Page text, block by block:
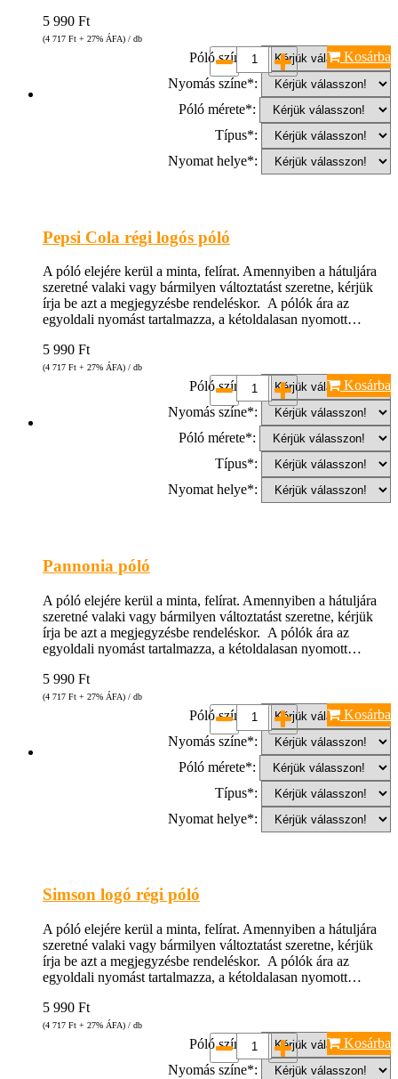
5 990 Ft
(4 717 Ft + 27% ÁFA) / db
Póló színe*:
Nyomás színe*:
Póló mérete*:
Típus*:
Nyomat helye*:
Kosárba
Pepsi Cola régi logós póló
A póló elejére kerül a minta, felírat. Amennyiben a hátuljára
szeretné valaki vagy bármilyen változtatást szeretne, kérjük
írja be azt a megjegyzésbe rendeléskor. A pólók ára az
egyoldali nyomást tartalmazza, a kétoldalasan nyomott…
5 990 Ft
(4 717 Ft + 27% ÁFA) / db
Póló színe*:
Nyomás színe*:
Póló mérete*:
Típus*:
Nyomat helye*:
Kosárba
Pannonia póló
A póló elejére kerül a minta, felírat. Amennyiben a hátuljára
szeretné valaki vagy bármilyen változtatást szeretne, kérjük
írja be azt a megjegyzésbe rendeléskor. A pólók ára az
egyoldali nyomást tartalmazza, a kétoldalasan nyomott…
5 990 Ft
(4 717 Ft + 27% ÁFA) / db
Póló színe*:
Nyomás színe*:
Póló mérete*:
Típus*:
Nyomat helye*:
Kosárba
Simson logó régi póló
A póló elejére kerül a minta, felírat. Amennyiben a hátuljára
szeretné valaki vagy bármilyen változtatást szeretne, kérjük
írja be azt a megjegyzésbe rendeléskor. A pólók ára az
egyoldali nyomást tartalmazza, a kétoldalasan nyomott…
5 990 Ft
(4 717 Ft + 27% ÁFA) / db
Póló színe*:
Nyomás színe*:
Kosárba